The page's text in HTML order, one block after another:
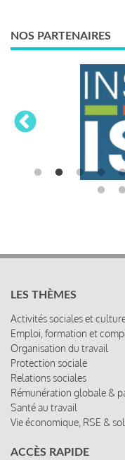
NOS PARTENAIRES
LES THÈMES
Emploi, formation et
Organisation du travail
Protection sociale
Relations sociales
Rémunération globale &
Santé au travail
Vie économique, RSE &
ACCÈS RAPIDE